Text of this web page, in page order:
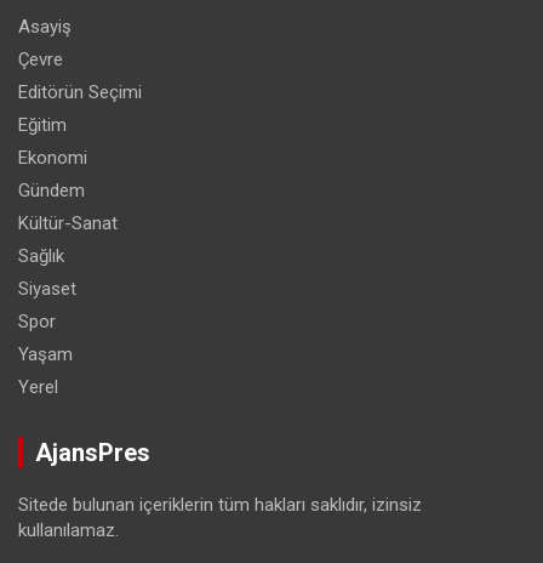
Asayiş
Çevre
Editörün Seçimi
Eğitim
Ekonomi
Gündem
Kültür-Sanat
Sağlık
Siyaset
Spor
Yaşam
Yerel
AjansPres
Sitede bulunan içeriklerin tüm hakları saklıdır, izinsiz
kullanılamaz.